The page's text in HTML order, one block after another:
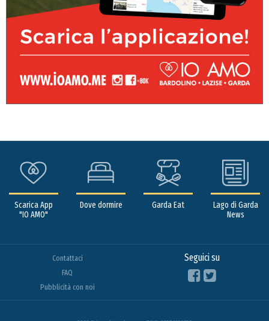
Scarica App
"IO AMO"
Dove dormire Garda Eat
Lago di Garda
News
Contattaci
FAQ
Pubblicità con noi
Seguici su